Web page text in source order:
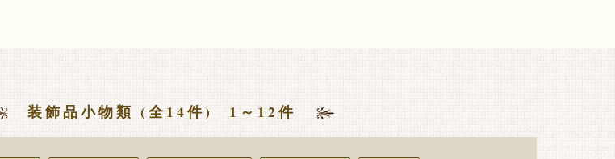
装飾品小物類 (全14件) 1～12件